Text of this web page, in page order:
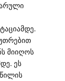
მიიღოს
ეს